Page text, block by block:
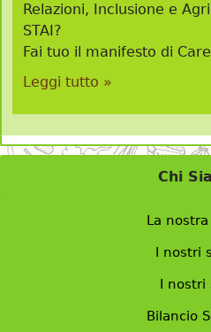
Relazioni, Inclusione e
STAI?
Fai tuo il manifesto di
Leggi tutto »
Chi
La
I nostri
I nostri
Bilancio